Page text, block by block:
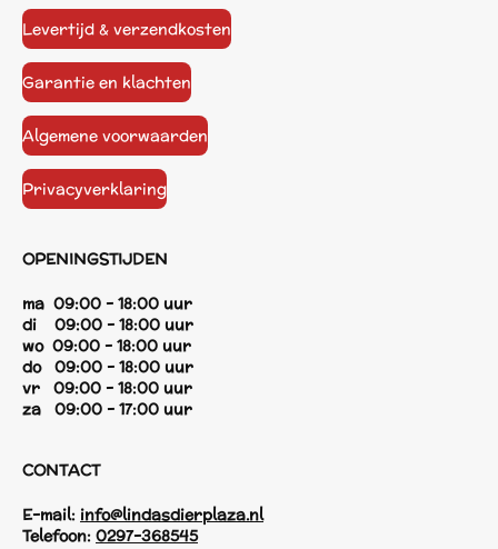
Levertijd & verzendkosten
Garantie en klachten
Algemene voorwaarden
Privacyverklaring
OPENINGSTIJDEN
ma 09:00 - 18:00 uur
di 09:00 - 18:00 uur
wo 09:00 - 18:00 uur
do 09:00 - 18:00 uur
vr 09:00 - 18:00 uur
za 09:00 - 17:00 uur
CONTACT
E-mail: info@lindasdierplaza.nl
Telefoon: 0297-368545